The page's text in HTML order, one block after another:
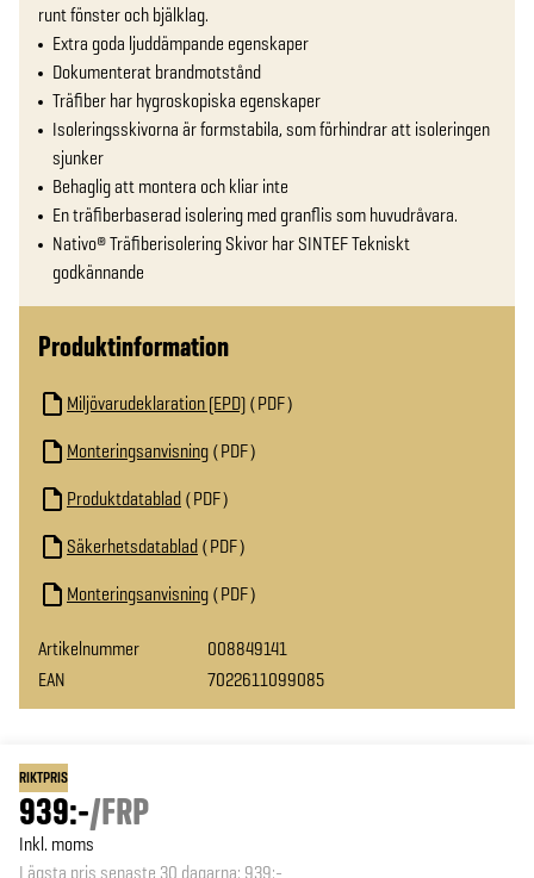
runt fönster och bjälklag.
Extra goda ljuddämpande egenskaper
Dokumenterat brandmotstånd
Träfiber har hygroskopiska egenskaper
Isoleringsskivorna är formstabila, som förhindrar att isoleringen
sjunker
Behaglig att montera och kliar inte
En träfiberbaserad isolering med granflis som huvudråvara.
Nativo® Träfiberisolering Skivor har SINTEF Tekniskt
godkännande
Produktinformation
Miljövarudeklaration (EPD) PDF
Monteringsanvisning PDF
Produktdatablad PDF
Säkerhetsdatablad PDF
Monteringsanvisning PDF
Artikelnummer
008849141
EAN
7022611099085
RIKTPRIS
939:-/FRP
Inkl. moms
Lägsta pris senaste 30 dagarna: 939:-